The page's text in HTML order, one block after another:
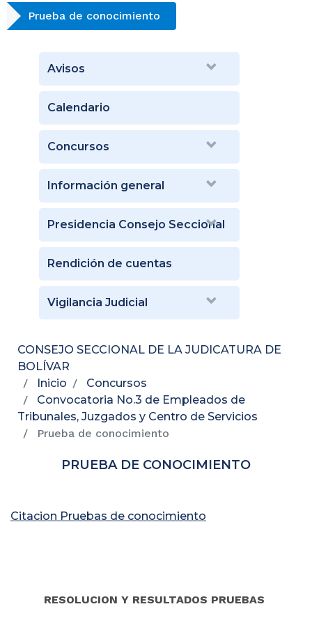
Prueba de conocimiento
Avisos
Calendario
Concursos
Información general
Presidencia Consejo Seccional
Rendición de cuentas
Vigilancia Judicial
CONSEJO SECCIONAL DE LA JUDICATURA DE
BOLÍVAR
Inicio
Concursos
Convocatoria No.3 de Empleados de
Tribunales, Juzgados y Centro de Servicios
Prueba de conocimiento
PRUEBA DE CONOCIMIENTO
Citacion Pruebas de conocimiento
RESOLUCION Y RESULTADOS PRUEBAS